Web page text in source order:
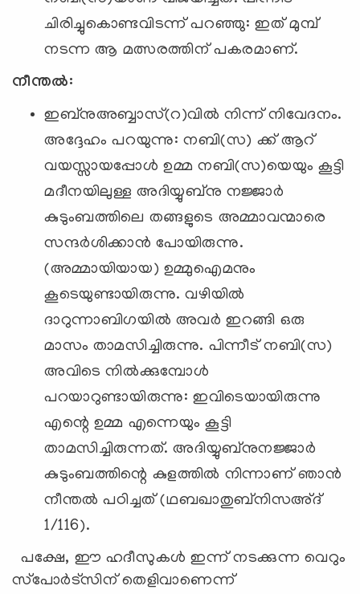
ചിരിച്ചുകൊണ്ടവിടന്ന് പറഞ്ഞു: ഇത് മുമ്പ്
നടന്ന ആ മത്സരത്തിന് പകരമാണ്.
നീന്തല്‍:
ഇബ്‌നുഅബ്ബാസ്(റ)വില്‍ നിന്ന് നിവേദനം.
അദ്ദേഹം പറയുന്നു: നബി(സ) ക്ക് ആറ്
വയസ്സായപ്പോള്‍ ഉമ്മ നബി(സ)യെയും കൂട്ടി
മദീനയിലുള്ള അദിയ്യുബ്‌നു നജ്ജാര്‍
കുടുംബത്തിലെ തങ്ങളുടെ അമ്മാവന്മാരെ
സന്ദര്‍ശിക്കാന്‍ പോയിരുന്നു.
(അമ്മായിയായ) ഉമ്മുഐമനും
കൂടെയുണ്ടായിരുന്നു. വഴിയില്‍
ദാറുന്നാബിഗയില്‍ അവര്‍ ഇറങ്ങി ഒരു
മാസം താമസിച്ചിരുന്നു. പിന്നീട് നബി(സ)
അവിടെ നില്‍ക്കുമ്പോള്‍
പറയാറുണ്ടായിരുന്നു: ഇവിടെയായിരുന്നു
എന്റെ ഉമ്മ എന്നെയും കൂട്ടി
താമസിച്ചിരുന്നത്. അദിയ്യുബ്‌നുനജ്ജാര്‍
കുടുംബത്തിന്റെ കുളത്തില്‍ നിന്നാണ് ഞാന്‍
നീന്തല്‍ പഠിച്ചത് (ഥബഖാതുബ്‌നിസഅ്ദ്
1/116).
പക്ഷേ, ഈ ഹദീസുകള്‍ ഇന്ന് നടക്കുന്ന വെറും
സ്‌പോര്‍ട്‌സിന് തെളിവാണെന്ന്